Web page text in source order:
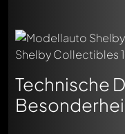
Technische